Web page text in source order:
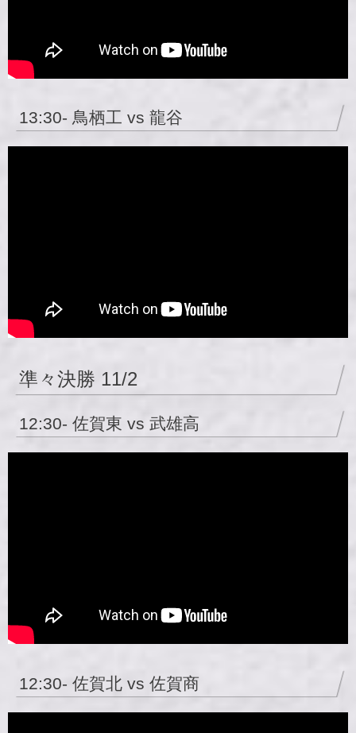
13:30- 鳥栖工 vs 龍谷
準々決勝 11/2
12:30- 佐賀東 vs 武雄高
12:30- 佐賀北 vs 佐賀商